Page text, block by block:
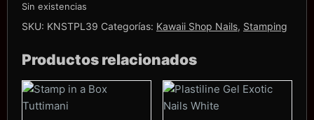
Sin existencias
SKU: KNSTPL39 Categorías: Kawaii Shop Nails, Stamping
Productos relacionados